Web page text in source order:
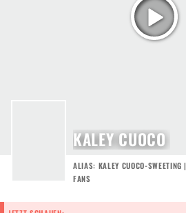
KALEY CUOCO
ALIAS: KALEY CUOCO-SWEETING |
FANS